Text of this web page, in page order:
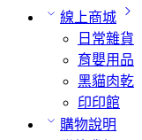
線上商城
日常雜貨
育嬰用品
黑貓肉乾
印印館
購物說明